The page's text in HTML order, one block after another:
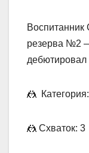
резерва №2
дебютировал
🤼
🤼 Схваток: 3